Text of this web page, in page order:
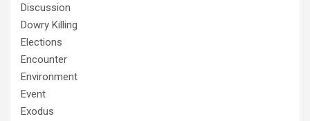
Discussion
Dowry Killing
Elections
Encounter
Environment
Event
Exodus